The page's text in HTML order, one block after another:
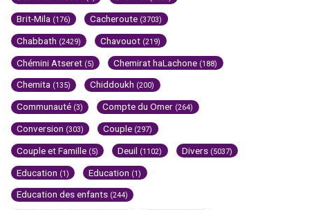
Brit-Mila (176) Cacheroute (3703)
Chabbath (2429) Chavouot (219)
Chémini Atseret (5) Chemirat haLachone (188)
Chemita (135) Chiddoukh (200)
Communauté (3) Compte du Omer (264)
Conversion (303) Couple (297)
Couple et Famille (5) Deuil (1102) Divers (5037)
Education (1) Education (1)
Education des enfants (244)